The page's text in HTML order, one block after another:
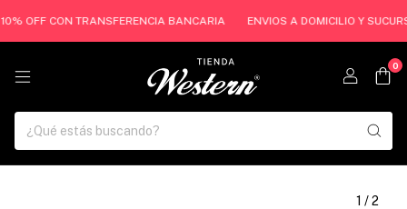
CON TRANSFERENCIA BANCARIA ENVIOS A DOMICILIO Y
0
1 /2